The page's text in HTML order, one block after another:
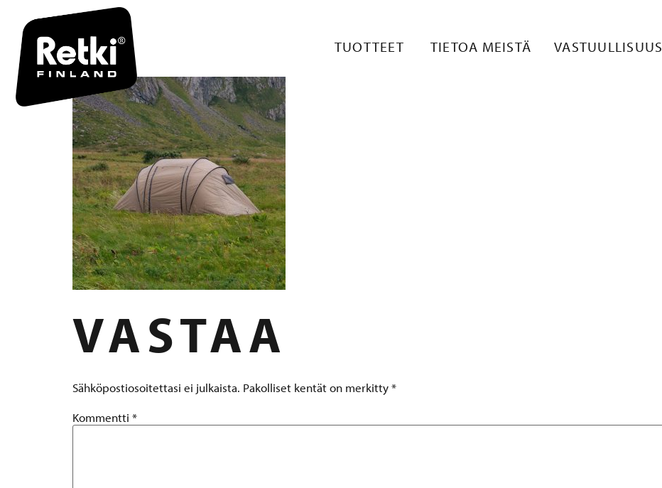
TUOTTEET TIETOA MEISTÄ VASTUULLISUUS
R7059 FIILISKUVA 1
VASTAA
Sähköpostiosoitettasi ei julkaista. Pakolliset kentät on merkitty*
Kommentti *